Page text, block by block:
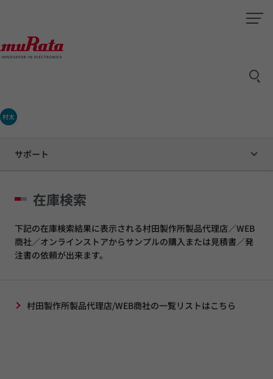
村太
サポート
在庫検索
下記の在庫検索結果に表示される村田製作所製品代理店／WEB
商社／オンラインストアからサンプルの購入または見積書／発
注書の依頼が出来ます。
村田製作所製品代理店/WEB商社の一覧リストはこちら